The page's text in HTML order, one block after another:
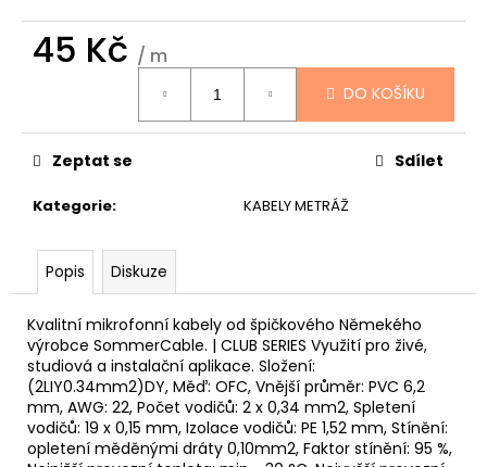
45 Kč / m
DO KOŠÍKU
Kategorie: KABELY METRÁŽ
Zeptat se Sdílet
Popis Diskuze
Kvalitní mikrofonní kabely od špičkového Němekého
výrobce SommerCable. | CLUB SERIES Využití pro živé,
studiová a instalační aplikace. Složení:
(2LIY0.34mm2)DY, Měď: OFC, Vnější průměr: PVC 6,2
mm, AWG: 22, Počet vodičů: 2 x 0,34 mm2, Spletení
vodičů: 19 x 0,15 mm, Izolace vodičů: PE 1,52 mm, Stínění:
opletení měděnými dráty 0,10mm2, Faktor stínění: 95 %,
u
č
e
STRINGS
DRAGON
SKIN+
PHOSPHOR
BRONZE
LIGHT
12-
54
STRUNY
PRO
AKUSTICKOU